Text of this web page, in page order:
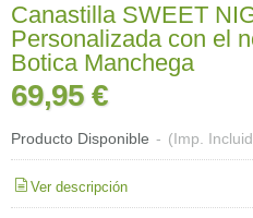
Canastilla SWEET
Personalizada con el
Botica Manchega
69,95 €
Producto Disponible - (Imp.
Ver descripción